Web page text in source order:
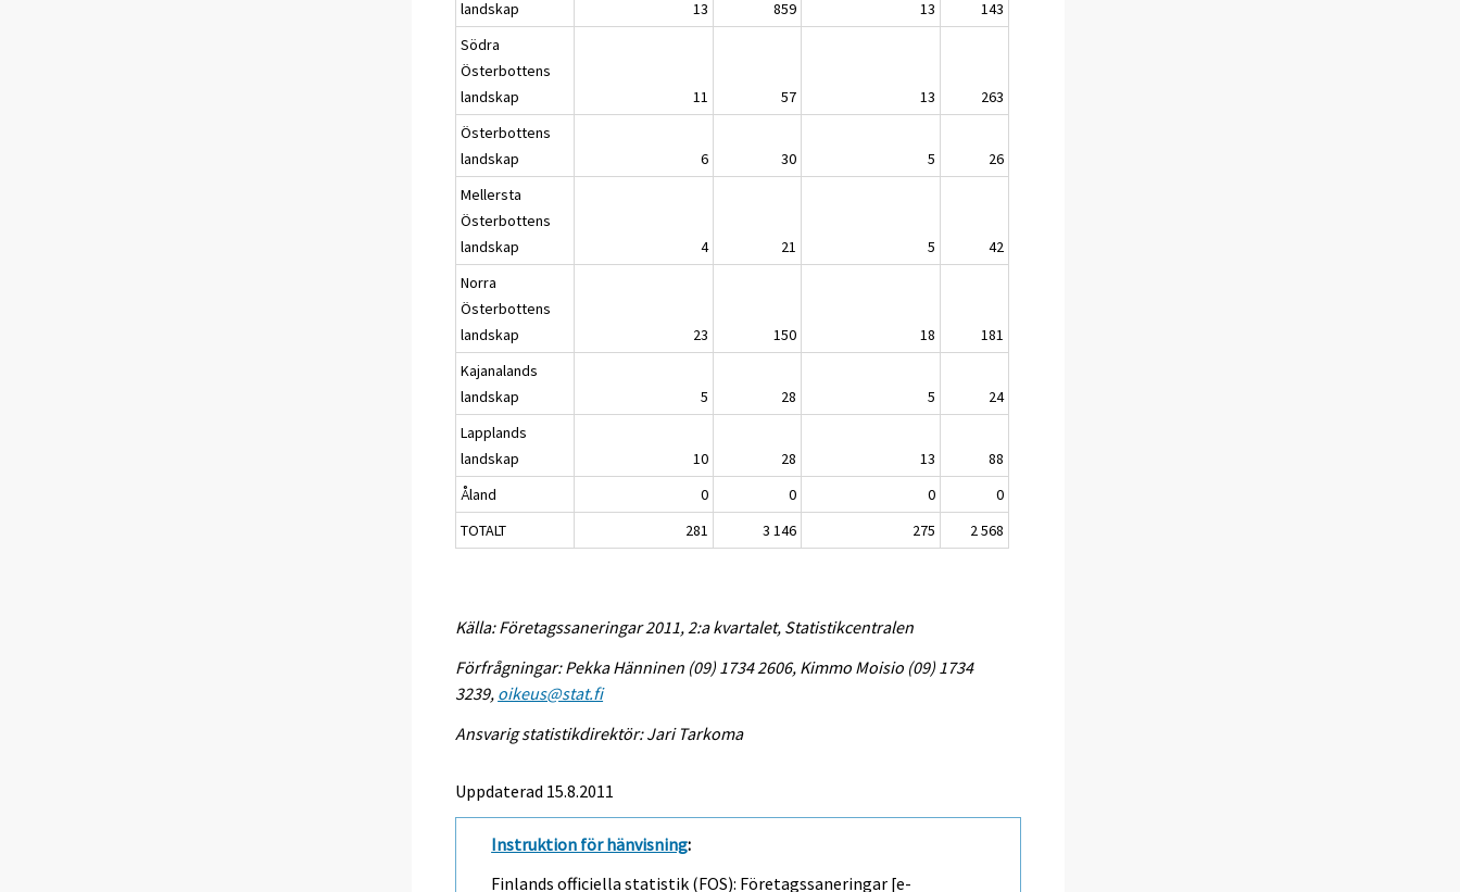
landskap
13 859 13
143
Södra
Österbottens
landskap
11 57 13
263
Österbottens
landskap
6 30 5
26
Mellersta
Österbottens
landskap
4 21 5
42
Norra
Österbottens
landskap
23 150 18
181
Kajanalands
landskap
5 28 5
24
Lapplands
landskap
10 28 13
88
Åland
0 0 0
0
TOTALT
281 3 146 275 2 568
Källa: Företagssaneringar 2011, 2:a kvartalet, Statistikcentralen
Förfrågningar: Pekka Hänninen (09) 1734 2606, Kimmo Moisio (09) 1734
3239, oikeus@stat.fi
Ansvarig statistikdirektör: Jari Tarkoma
Uppdaterad 15.8.2011
Instruktion för hänvisning:
Finlands officiella statistik (FOS): Företagssaneringar [e-